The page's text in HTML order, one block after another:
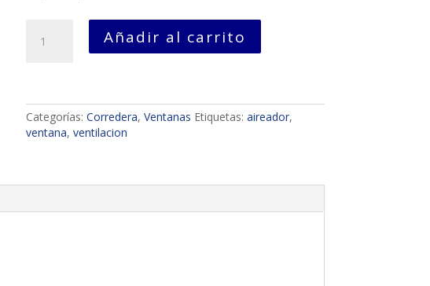
Añadir al carrito
Categorías: Corredera, Ventanas Etiquetas: aireador,
ventana, ventilacion